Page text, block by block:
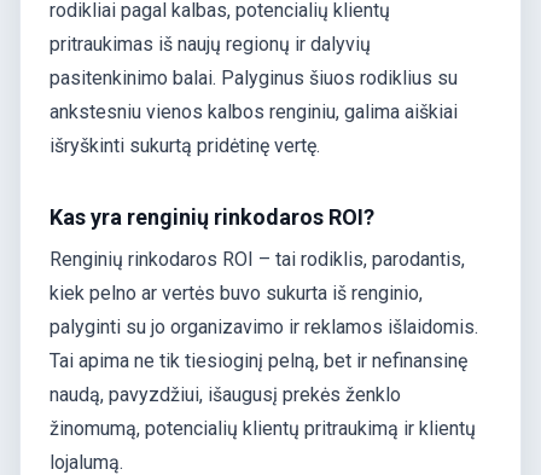
rodikliai pagal kalbas, potencialių klientų
pritraukimas iš naujų regionų ir dalyvių
pasitenkinimo balai. Palyginus šiuos rodiklius su
ankstesniu vienos kalbos renginiu, galima aiškiai
išryškinti sukurtą pridėtinę vertę.
Kas yra renginių rinkodaros ROI?
Renginių rinkodaros ROI – tai rodiklis, parodantis,
kiek pelno ar vertės buvo sukurta iš renginio,
palyginti su jo organizavimo ir reklamos išlaidomis.
Tai apima ne tik tiesioginį pelną, bet ir nefinansinę
naudą, pavyzdžiui, išaugusį prekės ženklo
žinomumą, potencialių klientų pritraukimą ir klientų
lojalumą.